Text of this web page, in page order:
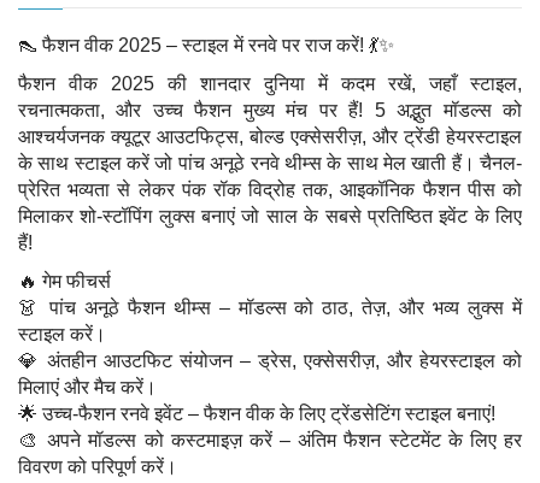
👠 फैशन वीक 2025 – स्टाइल में रनवे पर राज करें! 💃✨
फैशन वीक 2025 की शानदार दुनिया में कदम रखें, जहाँ स्टाइल,
रचनात्मकता, और उच्च फैशन मुख्य मंच पर हैं! 5 अद्भुत मॉडल्स को
आश्चर्यजनक क्यूटूर आउटफिट्स, बोल्ड एक्सेसरीज़, और ट्रेंडी हेयरस्टाइल
के साथ स्टाइल करें जो पांच अनूठे रनवे थीम्स के साथ मेल खाती हैं। चैनल-
प्रेरित भव्यता से लेकर पंक रॉक विद्रोह तक, आइकॉनिक फैशन पीस को
मिलाकर शो-स्टॉपिंग लुक्स बनाएं जो साल के सबसे प्रतिष्ठित इवेंट के लिए
हैं!
🔥 गेम फीचर्स
👗 पांच अनूठे फैशन थीम्स – मॉडल्स को ठाठ, तेज़, और भव्य लुक्स में
स्टाइल करें।
💎 अंतहीन आउटफिट संयोजन – ड्रेस, एक्सेसरीज़, और हेयरस्टाइल को
मिलाएं और मैच करें।
🌟 उच्च-फैशन रनवे इवेंट – फैशन वीक के लिए ट्रेंडसेटिंग स्टाइल बनाएं!
🎨 अपने मॉडल्स को कस्टमाइज़ करें – अंतिम फैशन स्टेटमेंट के लिए हर
विवरण को परिपूर्ण करें।